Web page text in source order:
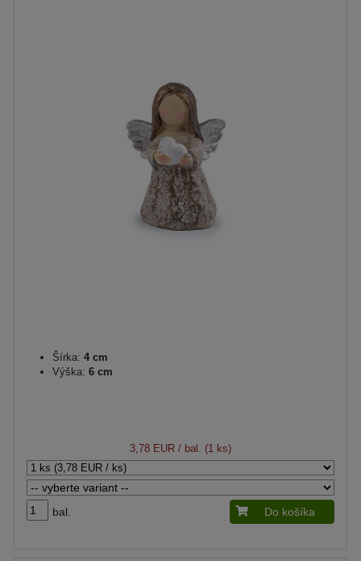
Šírka: 4 cm
Výška: 6 cm
3,78 EUR / bal. (1 ks)
bal. Do košíka